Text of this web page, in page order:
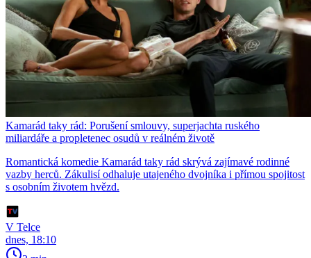
Kamarád taky rád: Porušení smlouvy, superjachta ruského
miliardáře a propletenec osudů v reálném životě
Romantická komedie Kamarád taky rád skrývá zajímavé rodinné
vazby herců. Zákulisí odhaluje utajeného dvojníka i přímou spojitost
s osobním životem hvězd.
V Telce
dnes, 18:10